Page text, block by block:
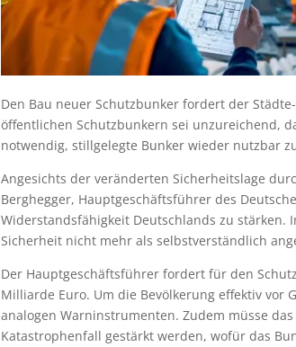
Den Bau neuer Schutzbunker fordert der
öffentlichen Schutzbunkern sei unzureichend,
notwendig, stillgelegte Bunker wieder nutzbar
Angesichts der veränderten Sicherheitslage
Berghegger, Hauptgeschäftsführer des
Widerstandsfähigkeit Deutschlands zu stärken.
Sicherheit nicht mehr als selbstverständlich
Der Hauptgeschäftsführer fordert für den
Milliarde Euro. Um die Bevölkerung effektiv vor
analogen Warninstrumenten. Zudem müsse
Katastrophenfall gestärkt werden, wofür das